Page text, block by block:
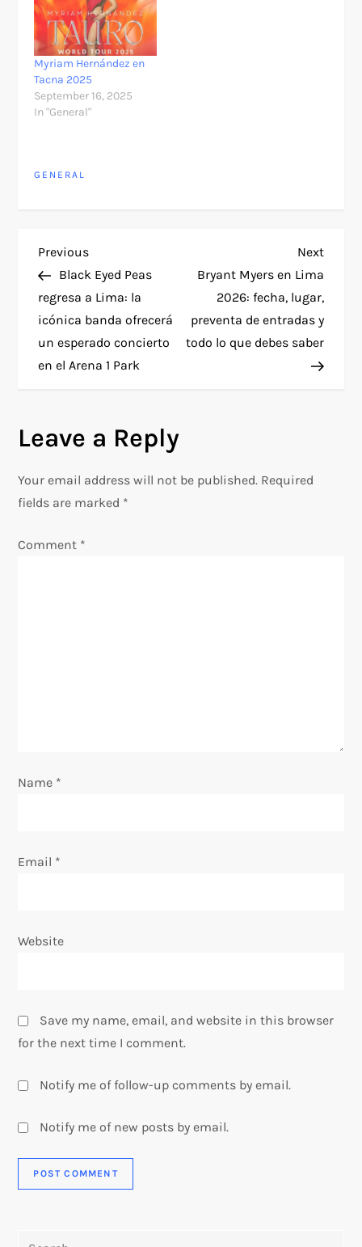
Myriam Hernández en
Tacna 2025
September 16, 2025
In "General"
GENERAL
P
o
s
t
a
v
Previous
Post
Previous
Black Eyed Peas
regresa a Lima: la
icónica banda ofrecerá
un esperado concierto
en el Arena 1 Park
Next
Post
Next
Bryant Myers en Lima
2026: fecha, lugar,
preventa de entradas y
todo lo que debes saber
Leave a Reply
Your email address will not be published. Required
fields are marked *
Comment *
Name *
Email *
Website
Save my name, email, and website in this browser
for the next time I comment.
Notify me of follow-up comments by email.
Notify me of new posts by email.